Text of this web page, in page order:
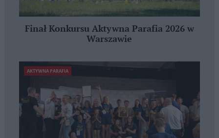
Finał Konkursu Aktywna Parafia 2026 w
Warszawie
AKTYWNA PARAFIA